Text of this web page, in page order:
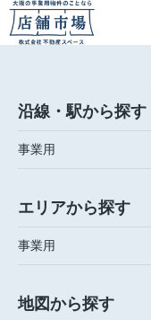
沿線・駅から探す
事業用
エリアから探す
事業用
地図から探す